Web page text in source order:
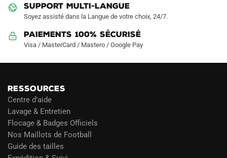
produit
SUPPORT MULTI-LANGUE
Soyez assisté dans la Langue de votre choix, 24/7.
Paiements 100% Sécurisé
Visa / MasterCard / Mastero / Google Pay
RESSOURCES
Centre d’aide
Lavage & Entretien
Flocage & Badges Officiels
Nos Maillots de Football
Guide des tailles